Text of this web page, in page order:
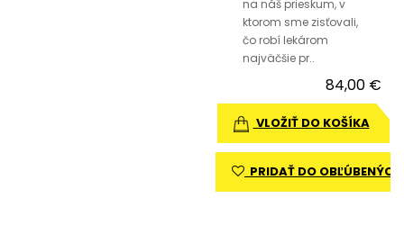
na náš prieskum, v
ktorom sme zisťovali,
čo robí lekárom
najväčšie pr..
84,00 €
VLOŽIŤ DO KOŠÍKA
PRIDAŤ DO OBĽÚBENÝCH